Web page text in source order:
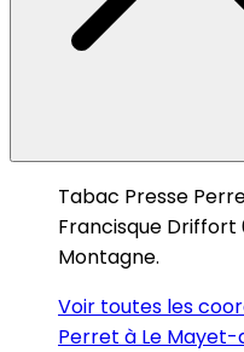
Tabac Presse
Francisque
Montagne.
Voir toutes les
Perret à Le